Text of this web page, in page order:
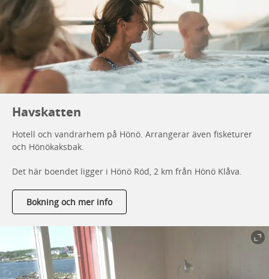
Havskatten
Hotell och vandrarhem på Hönö. Arrangerar även fisketurer
och Hönökaksbak.
Det här boendet ligger i Hönö Röd, 2 km från Hönö Klåva.
Bokning och mer info